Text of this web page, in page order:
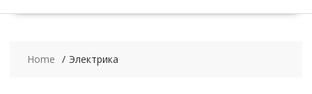
Home Электрика